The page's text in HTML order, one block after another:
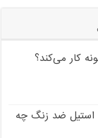
کار می‌کند؟
استیل ضد زنگ چه